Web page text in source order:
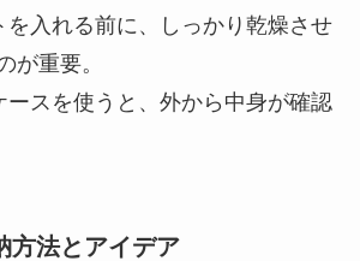
入れる前に、しっかり乾燥させ
が重要。
スを使うと、外から中身が確認
方法とアイデア